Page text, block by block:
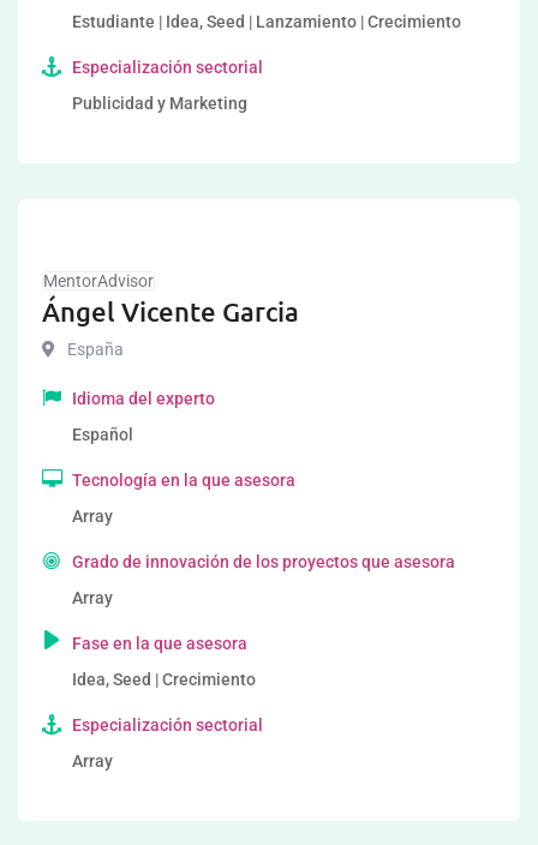
Estudiante | Idea, Seed | Lanzamiento | Crecimiento
Especialización sectorial
Publicidad y Marketing
MentorAdvisor
Ángel Vicente Garcia
España
Idioma del experto
Español
Tecnología en la que asesora
Array
Grado de innovación de los proyectos que asesora
Array
Fase en la que asesora
Idea, Seed | Crecimiento
Especialización sectorial
Array